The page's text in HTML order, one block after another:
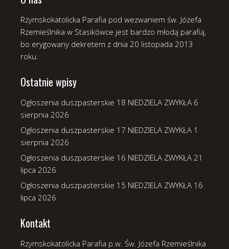
Rzymskokatolicka Parafia pod wezwaniem św. Józefa
Rzemieślnika w Stasikówce jest bardzo młodą parafią,
bo erygowany dekretem z dnia 20 listopada 2013
roku.
Ostatnie wpisy
Ogłoszenia duszpasterskie 18 NIEDZIELA ZWYKŁA 6
sierpnia 2026
Ogłoszenia duszpasterskie 17 NIEDZIELA ZWYKŁA 1
sierpnia 2026
Ogłoszenia duszpasterskie 16 NIEDZIELA ZWYKŁA 21
lipca 2026
Ogłoszenia duszpasterskie 15 NIEDZIELA ZWYKŁA 16
lipca 2026
Kontakt
Rzymskokatolicka Parafia p.w. Św. Józefa Rzemieślnika